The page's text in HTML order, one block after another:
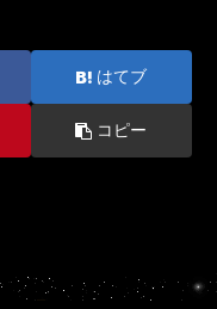
はてブ
コピー